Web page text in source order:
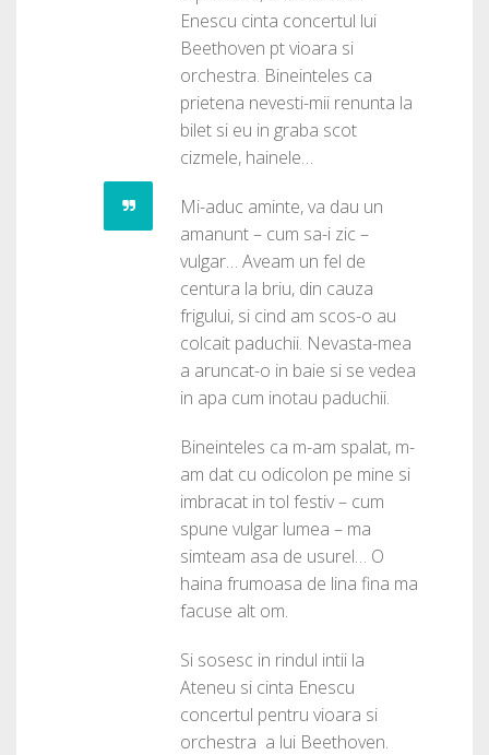
Enescu cinta concertul lui
Beethoven pt vioara si
orchestra. Bineinteles ca
prietena nevesti-mii renunta la
bilet si eu in graba scot
cizmele, hainele…
Mi-aduc aminte, va dau un
amanunt – cum sa-i zic –
vulgar… Aveam un fel de
centura la briu, din cauza
frigului, si cind am scos-o au
colcait paduchii. Nevasta-mea
a aruncat-o in baie si se vedea
in apa cum inotau paduchii.
Bineinteles ca m-am spalat, m-
am dat cu odicolon pe mine si
imbracat in tol festiv – cum
spune vulgar lumea – ma
simteam asa de usurel… O
haina frumoasa de lina fina ma
facuse alt om.
Si sosesc in rindul intii la
Ateneu si cinta Enescu
concertul pentru vioara si
orchestra a lui Beethoven.